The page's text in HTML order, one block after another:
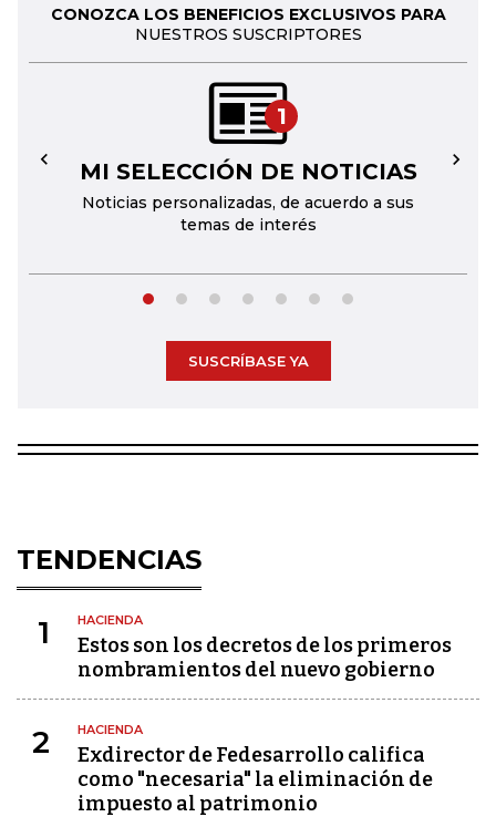
CONOZCA LOS BENEFICIOS EXCLUSIVOS PARA
NUESTROS SUSCRIPTORES
1
MI SELECCIÓN DE NOTICIAS
Noticias personalizadas, de acuerdo a sus
temas de interés
← →
SUSCRÍBASE YA
TENDENCIAS
1 HACIENDA
Estos son los decretos de los primeros
nombramientos del nuevo gobierno
2 HACIENDA
Exdirector de Fedesarrollo califica
como "necesaria" la eliminación de
impuesto al patrimonio